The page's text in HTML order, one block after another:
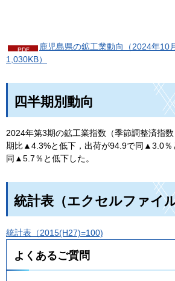
鹿児島県の鉱工業動向（2024年10
1,030KB）
四半期別動向
2024年第3期の鉱工業指数（季節調整済指
期比▲4.3%と低下，出荷が94.9で同▲3.0％
同▲5.7％と低下した。
統計表（エクセルファイ
統計表（2015(H27)=100)
よくあるご質問